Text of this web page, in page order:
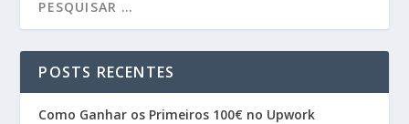
POSTS RECENTES
Como Ganhar os Primeiros 100€ no Upwork